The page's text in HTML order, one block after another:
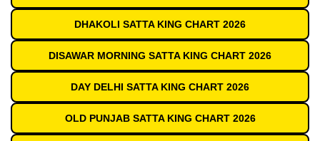
DHAKOLI SATTA KING CHART 2026
DISAWAR MORNING SATTA KING CHART 2026
DAY DELHI SATTA KING CHART 2026
OLD PUNJAB SATTA KING CHART 2026